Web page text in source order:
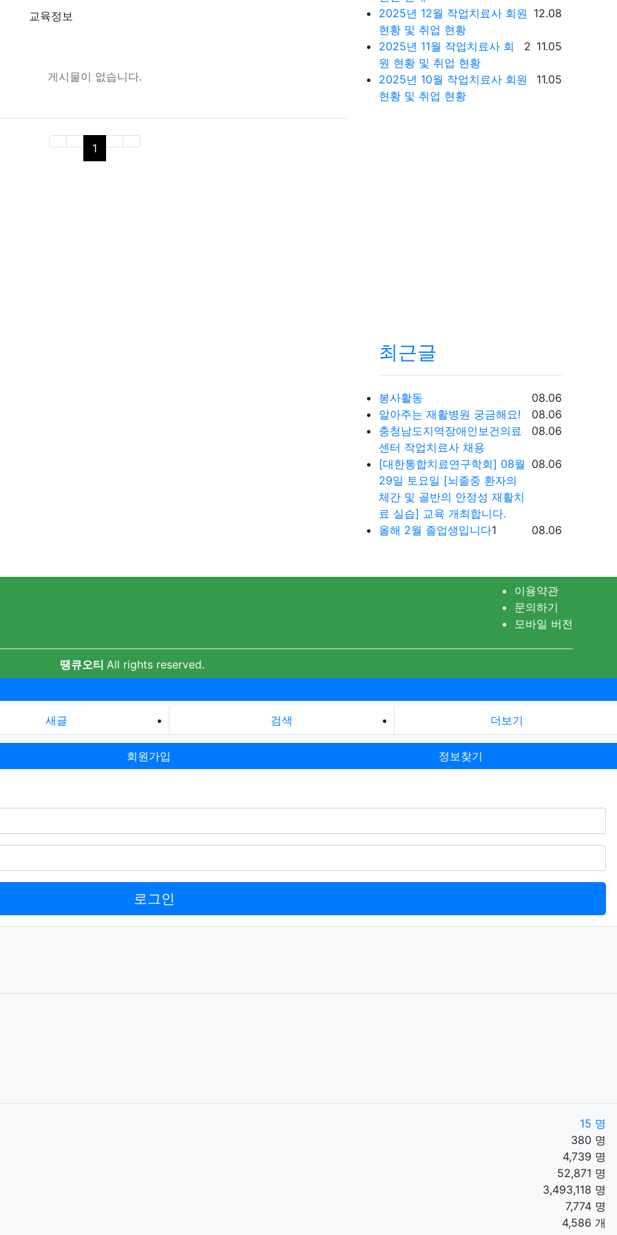
교육정보
게시물이 없습니다.
1(current)
등록일
12.08
2025년 12월 작업치료사 회원
현황 및 취업 현황
등록일
11.05
2025년 11월 작업치료사 회
원 현황 및 취업 현황
댓글
2
등록일
11.05
2025년 10월 작업치료사 회원
현황 및 취업 현황
최근글
등록일
08.06
봉사활동
등록일
08.06
알아주는 재활병원 궁금해요!
등록일
08.06
충청남도지역장애인보건의료
센터 작업치료사 채용
등록일
08.06
[대한통합치료연구학회] 08월
29일 토요일 [뇌졸중 환자의
체간 및 골반의 안정성 재활치
료 실습] 교육 개최합니다.
등록일
08.06
올해 2월 졸업생입니다댓글
1
이용약관
문의하기
모바일 버전
땡큐오티 All rights reserved.
새글 검색 더보기
회원가입 정보찾기
로그인
15 명
380 명
4,739 명
52,871 명
3,493,118 명
7,774 명
4,586 개